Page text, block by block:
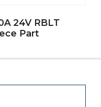
24V RBLT
Part